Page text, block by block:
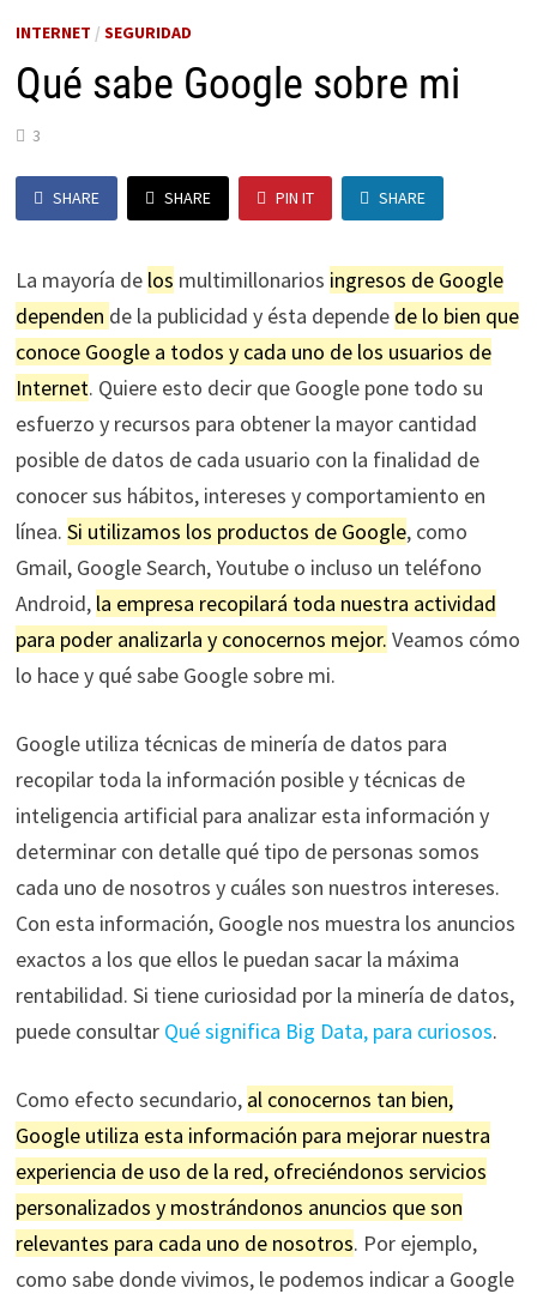
INTERNET / SEGURIDAD
Qué sabe Google sobre mi
3
SHARE SHARE PIN IT SHARE
La mayoría de los multimillonarios ingresos de Google
dependen de la publicidad y ésta depende de lo bien que
conoce Google a todos y cada uno de los usuarios de
Internet. Quiere esto decir que Google pone todo su
esfuerzo y recursos para obtener la mayor cantidad
posible de datos de cada usuario con la finalidad de
conocer sus hábitos, intereses y comportamiento en
línea. Si utilizamos los productos de Google, como
Gmail, Google Search, Youtube o incluso un teléfono
Android, la empresa recopilará toda nuestra actividad
para poder analizarla y conocernos mejor. Veamos cómo
lo hace y qué sabe Google sobre mi.
Google utiliza técnicas de minería de datos para
recopilar toda la información posible y técnicas de
inteligencia artificial para analizar esta información y
determinar con detalle qué tipo de personas somos
cada uno de nosotros y cuáles son nuestros intereses.
Con esta información, Google nos muestra los anuncios
exactos a los que ellos le puedan sacar la máxima
rentabilidad. Si tiene curiosidad por la minería de datos,
puede consultar Qué significa Big Data, para curiosos.
Como efecto secundario, al conocernos tan bien,
Google utiliza esta información para mejorar nuestra
experiencia de uso de la red, ofreciéndonos servicios
personalizados y mostrándonos anuncios que son
relevantes para cada uno de nosotros. Por ejemplo,
como sabe donde vivimos, le podemos indicar a Google